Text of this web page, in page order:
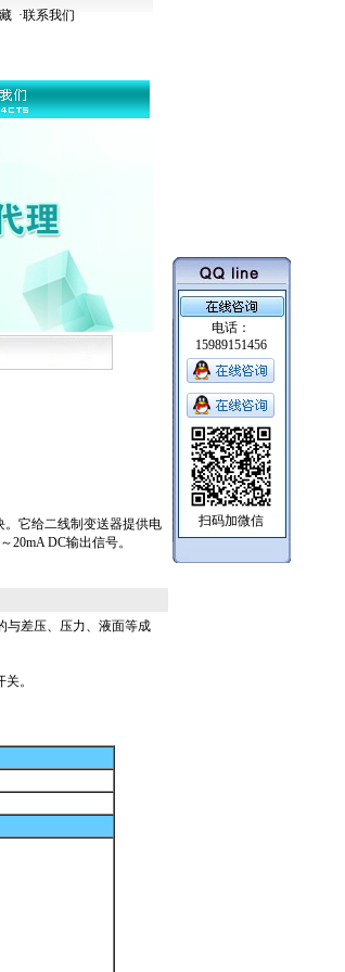
·联系我们
。它给二线制变送器提供电
20mA DC输出信号。
与差压、压力、液面等成
。
电话：
15989151456
扫码加微信